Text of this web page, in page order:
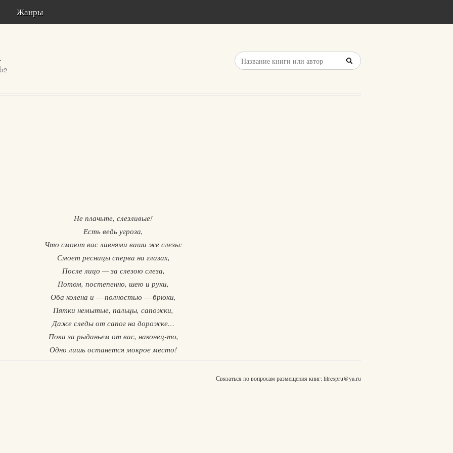
Жанры
Не плачьте, слезливые!
Есть ведь угроза,
Что смоют вас ливнями ваши же слезы:
Смоет ресницы сперва на глазах,
После лицо — за слезою слеза,
Потом, постепенно, шею и руки,
Оба колена и — полностью — брюки,
Пятки немытые, пальцы, сапожки,
Даже следы от сапог на дорожке…
Пока за рыданьем от вас, наконец-то,
Одно лишь останется мокрое место!
Связаться по вопросам размещения книг:litrespru@ya.ru